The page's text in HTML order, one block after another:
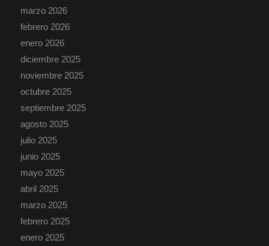
marzo 2026
febrero 2026
enero 2026
diciembre 2025
noviembre 2025
octubre 2025
septiembre 2025
agosto 2025
julio 2025
junio 2025
mayo 2025
abril 2025
marzo 2025
febrero 2025
enero 2025